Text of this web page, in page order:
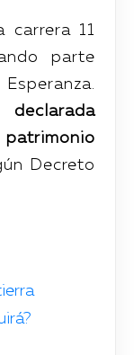
carrera 11
parte
Decreto